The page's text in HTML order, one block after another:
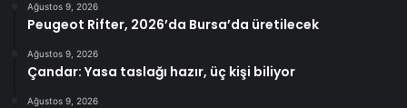
Ağustos 9, 2026
Peugeot Rifter, 2026’da Bursa’da üretilecek
Ağustos 9, 2026
Çandar: Yasa taslağı hazır, üç kişi biliyor
Ağustos 9, 2026